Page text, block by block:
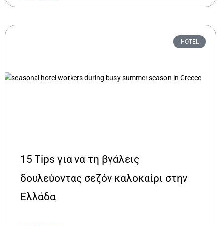
HOTEL
15 Tips για να τη βγάλεις
δουλεύοντας σεζόν καλοκαίρι στην
Ελλάδα